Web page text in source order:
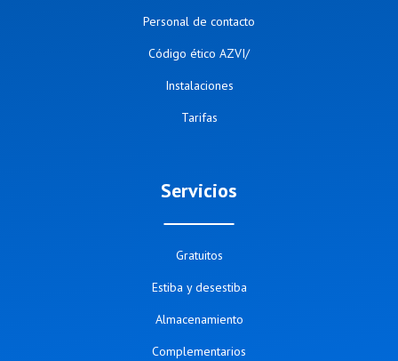
Personal de contacto
Código ético AZVI/
Instalaciones
Tarifas
Servicios
Gratuitos
Estiba y desestiba
Almacenamiento
Complementarios